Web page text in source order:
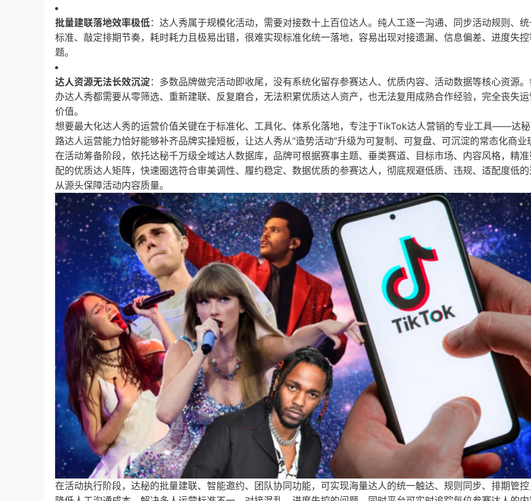
批量建联落地效率极低：达人秀属于规模化活动，需要对接数十上百位达人。纯人工逐一沟通、同步活动规则、
标准、敲定排期节奏，耗时耗力且极易出错，很难实现标准化统一落地，容易出现对接遗漏、信息偏差、进度失
题。
达人资源无法长效沉淀：多数品牌做完活动即收尾，没有系统化留存参赛达人、优质内容、活动数据等核心资源
办达人秀都需要从零筛选、重新建联、反复磨合，无法积累优质达人资产，也无法复用成熟合作经验，完全丧失
价值。
想要最大化达人秀的运营价值关键在于标准化、工具化、体系化落地，专注于TikTok达人营销的专业工具——达
路达人运营能力恰好能够补齐品牌实操短板，让达人秀从“造势活动”升级为可复制、可复盘、可沉淀的常态化商业
在活动筹备阶段，依托达秘千万级全域达人数据库，品牌可根据赛事主题、垂类赛道、目标市场、内容风格，精
配的优质达人矩阵，快速圈选符合审美调性、履约稳定、数据优质的参赛达人，彻底规避低质、违规、适配度低
从源头保障活动内容质量。
在活动执行阶段，达秘的批量建联、智能邀约、团队协同功能，可实现海量达人的统一触达、规则同步、排期管